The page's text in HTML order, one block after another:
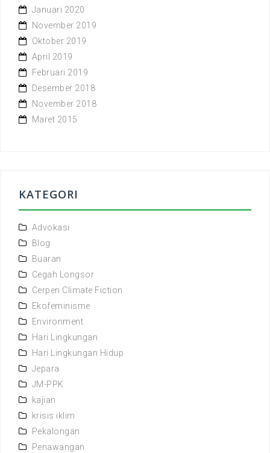
Januari 2020
November 2019
Oktober 2019
April 2019
Februari 2019
Desember 2018
November 2018
Maret 2015
KATEGORI
Advokasi
Blog
Buaran
Cegah Longsor
Cerpen Climate Fiction
Ekofeminisme
Environment
Hari Lingkungan
Hari Lingkungan Hidup
Jepara
JM-PPK
kajian
krisis iklim
Pekalongan
Penawangan